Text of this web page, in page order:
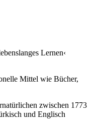
Lernen‹
Mittel wie Bücher,
zwischen 1773
und Englisch